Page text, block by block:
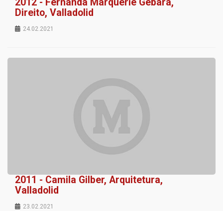
Direito, Valladolid
24.02.2021
2011 - Camila Gilber, Arquitetura,
Valladolid
23.02.2021